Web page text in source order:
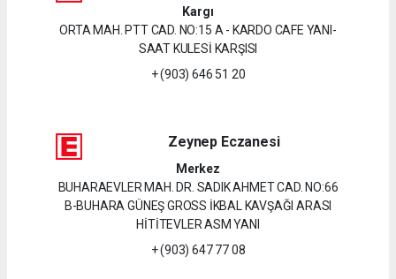
Kargı
ORTA MAH. PTT CAD. NO:15 A - KARDO CAFE YANI-
SAAT KULESİ KARŞISI
+ (903) 646 51 20
Zeynep Eczanesi
Merkez
BUHARAEVLER MAH. DR. SADIK AHMET CAD. NO:66
B-BUHARA GÜNEŞ GROSS İKBAL KAVŞAĞI ARASI
HİTİTEVLER ASM YANI
+ (903) 647 77 08